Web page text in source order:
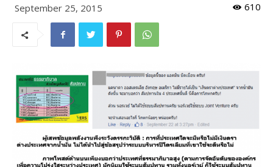
September 25, 2015 610